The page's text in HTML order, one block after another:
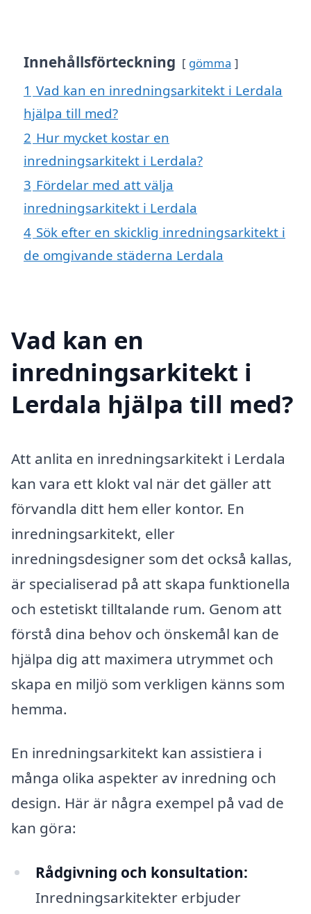
Innehållsförteckning gömma
1 Vad kan en inredningsarkitekt i Lerdala
hjälpa till med?
2 Hur mycket kostar en
inredningsarkitekt i Lerdala?
3 Fördelar med att välja
inredningsarkitekt i Lerdala
4 Sök efter en skicklig inredningsarkitekt i
de omgivande städerna Lerdala
Vad kan en
inredningsarkitekt i
Lerdala hjälpa till med?
Att anlita en inredningsarkitekt i Lerdala
kan vara ett klokt val när det gäller att
förvandla ditt hem eller kontor. En
inredningsarkitekt, eller
inredningsdesigner som det också kallas,
är specialiserad på att skapa funktionella
och estetiskt tilltalande rum. Genom att
förstå dina behov och önskemål kan de
hjälpa dig att maximera utrymmet och
skapa en miljö som verkligen känns som
hemma.
En inredningsarkitekt kan assistiera i
många olika aspekter av inredning och
design. Här är några exempel på vad de
kan göra:
Rådgivning och konsultation:
Inredningsarkitekter erbjuder